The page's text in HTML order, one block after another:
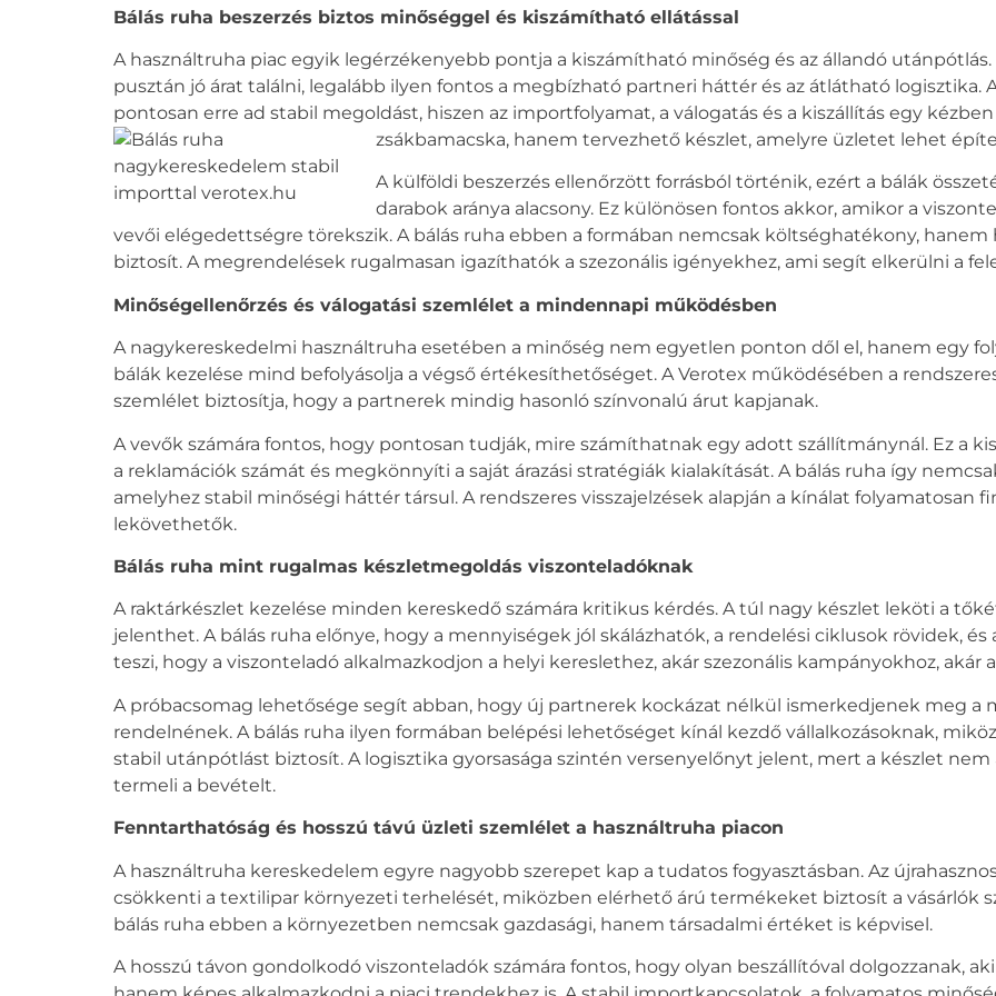
Bálás ruha beszerzés biztos minőséggel és kiszámítható ellátással
A használtruha piac egyik legérzékenyebb pontja a kiszámítható minőség és az állandó
pusztán jó árat találni, legalább ilyen fontos a megbízható partneri háttér és az átlátható logisztika.
pontosan erre ad stabil megoldást, hiszen az importfolyamat, a válogatás és a kiszállítás egy
zsákbamacska, hanem tervezhető készlet, amelyre üzletet lehet
A külföldi beszerzés ellenőrzött forrásból történik, ezért a bálák
darabok aránya alacsony. Ez különösen fontos akkor, amikor a
vevői elégedettségre törekszik. A bálás ruha ebben a formában nemcsak költséghatékony,
biztosít. A megrendelések rugalmasan igazíthatók a szezonális igényekhez, ami segít elkerülni a
Minőségellenőrzés és válogatási szemlélet a mindennapi működésben
A nagykereskedelmi használtruha esetében a minőség nem egyetlen ponton dől el, hanem egy
bálák kezelése mind befolyásolja a végső értékesíthetőséget. A Verotex működésében a
szemlélet biztosítja, hogy a partnerek mindig hasonló színvonalú árut kapjanak.
A vevők számára fontos, hogy pontosan tudják, mire számíthatnak egy adott szállítmánynál. Ez a
a reklamációk számát és megkönnyíti a saját árazási stratégiák kialakítását. A bálás ruha így
amelyhez stabil minőségi háttér társul. A rendszeres visszajelzések alapján a kínálat folyamatosan
lekövethetők.
Bálás ruha mint rugalmas készletmegoldás viszonteladóknak
A raktárkészlet kezelése minden kereskedő számára kritikus kérdés. A túl nagy készlet leköti a
jelenthet. A bálás ruha előnye, hogy a mennyiségek jól skálázhatók, a rendelési ciklusok rövidek,
teszi, hogy a viszonteladó alkalmazkodjon a helyi kereslethez, akár szezonális kampányokhoz, akár
A próbacsomag lehetősége segít abban, hogy új partnerek kockázat nélkül ismerkedjenek meg
rendelnének. A bálás ruha ilyen formában belépési lehetőséget kínál kezdő vállalkozásoknak,
stabil utánpótlást biztosít. A logisztika gyorsasága szintén versenyelőnyt jelent, mert a készlet
termeli a bevételt.
Fenntarthatóság és hosszú távú üzleti szemlélet a használtruha piacon
A használtruha kereskedelem egyre nagyobb szerepet kap a tudatos fogyasztásban. Az
csökkenti a textilipar környezeti terhelését, miközben elérhető árú termékeket biztosít a vásárlók
bálás ruha ebben a környezetben nemcsak gazdasági, hanem társadalmi értéket is képvisel.
A hosszú távon gondolkodó viszonteladók számára fontos, hogy olyan beszállítóval dolgozzanak,